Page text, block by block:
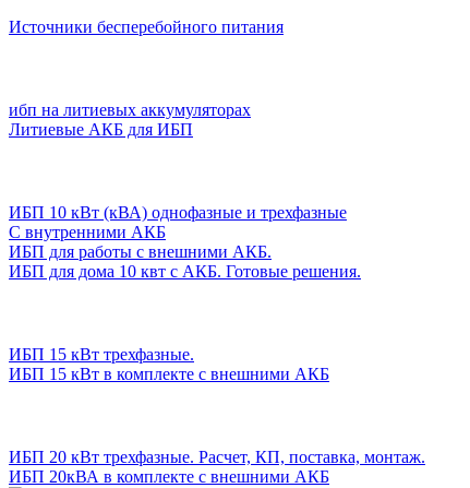
Источники бесперебойного питания
ибп на литиевых аккумуляторах
Литиевые АКБ для ИБП
ИБП 10 кВт (кВА) однофазные и трехфазные
С внутренними АКБ
ИБП для работы с внешними АКБ.
ИБП для дома 10 квт с АКБ. Готовые решения.
ИБП 15 кВт трехфазные.
ИБП 15 кВт в комплекте с внешними АКБ
ИБП 20 кВт трехфазные. Расчет, КП, поставка, монтаж.
ИБП 20кВА в комплекте с внешними АКБ